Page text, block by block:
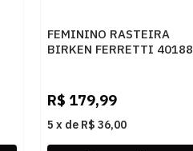
FEMININO RASTEIRA
BIRKEN FERRETTI 40188
R$ 179,99
5 x de R$ 36,00